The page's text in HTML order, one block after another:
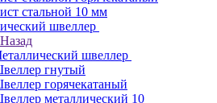
стальной 10 мм
швеллер
Назад
швеллер
гнутый
горячекатаный
металлический 10